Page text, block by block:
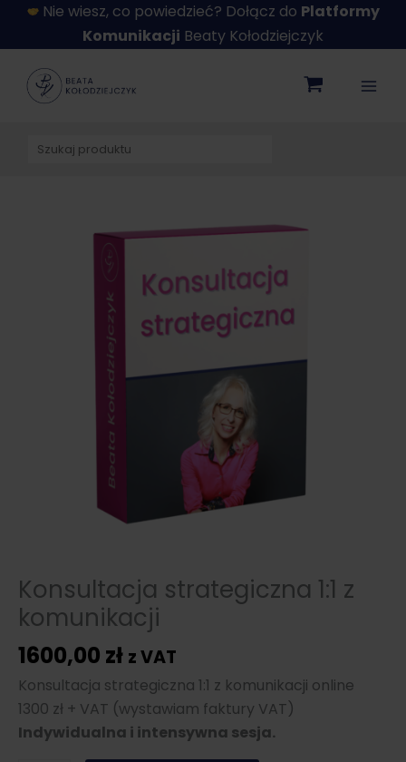
PrzejdźNie wiesz, co powiedzieć? Dołącz do Platformy
Komunikacji Beaty Kołodziejczyk
Szukaj
Konsultacja strategiczna 1:1 z
komunikacji
1600,00 zł z VAT
Konsultacja strategiczna 1:1 z komunikacji online
1300 zł + VAT (wystawiam faktury VAT)
Indywidualna i intensywna sesja.